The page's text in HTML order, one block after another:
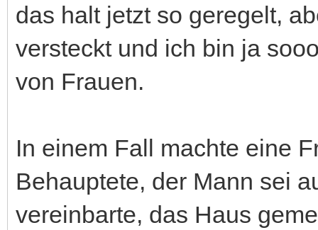
das halt jetzt so geregelt,
versteckt und ich bin ja
von Frauen.
In einem Fall machte eine
Behauptete, der Mann sei
vereinbarte, das Haus